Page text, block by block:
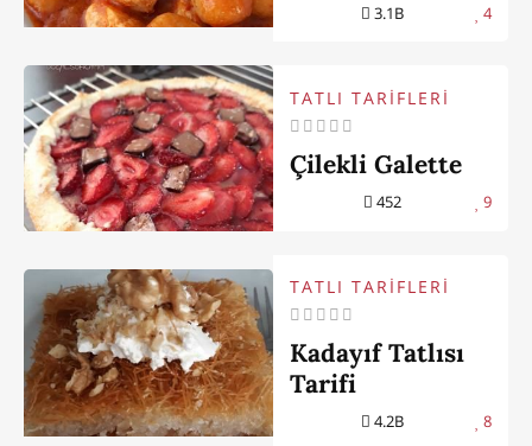
3.1B 4
TATLI TARİFLERİ
Çilekli Galette
452 9
TATLI TARİFLERİ
Kadayıf Tatlısı
Tarifi
4.2B 8